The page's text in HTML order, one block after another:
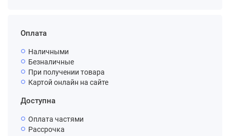
Оплата
Наличными
Безналичные
При получении товара
Картой онлайн на сайте
Доступна
Оплата частями
Рассрочка